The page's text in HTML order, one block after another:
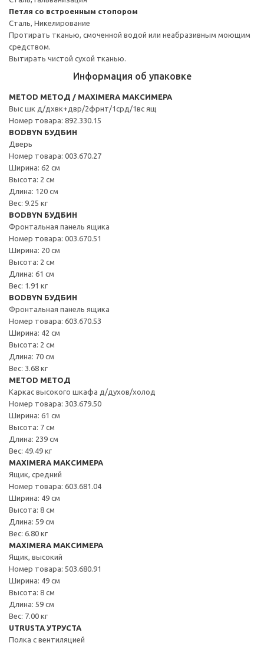
Петля со встроенным стопором
Сталь, Никелирование
Протирать тканью, смоченной водой или неабразивным моющим
средством.
Вытирать чистой сухой тканью.
Информация об упаковке
METOD МЕТОД / MAXIMERA МАКСИМЕРА
Выс шк д/дхвк+двр/2фрнт/1срд/1вс ящ
Номер товара: 892.330.15
BODBYN БУДБИН
Дверь
Номер товара: 003.670.27
Ширина: 62 см
Высота: 2 см
Длина: 120 см
Вес: 9.25 кг
BODBYN БУДБИН
Фронтальная панель ящика
Номер товара: 003.670.51
Ширина: 20 см
Высота: 2 см
Длина: 61 см
Вес: 1.91 кг
BODBYN БУДБИН
Фронтальная панель ящика
Номер товара: 603.670.53
Ширина: 42 см
Высота: 2 см
Длина: 70 см
Вес: 3.68 кг
METOD МЕТОД
Каркас высокого шкафа д/духов/холод
Номер товара: 303.679.50
Ширина: 61 см
Высота: 7 см
Длина: 239 см
Вес: 49.49 кг
MAXIMERA МАКСИМЕРА
Ящик, средний
Номер товара: 603.681.04
Ширина: 49 см
Высота: 8 см
Длина: 59 см
Вес: 6.80 кг
MAXIMERA МАКСИМЕРА
Ящик, высокий
Номер товара: 503.680.91
Ширина: 49 см
Высота: 8 см
Длина: 59 см
Вес: 7.00 кг
UTRUSTA УТРУСТА
Полка с вентиляцией